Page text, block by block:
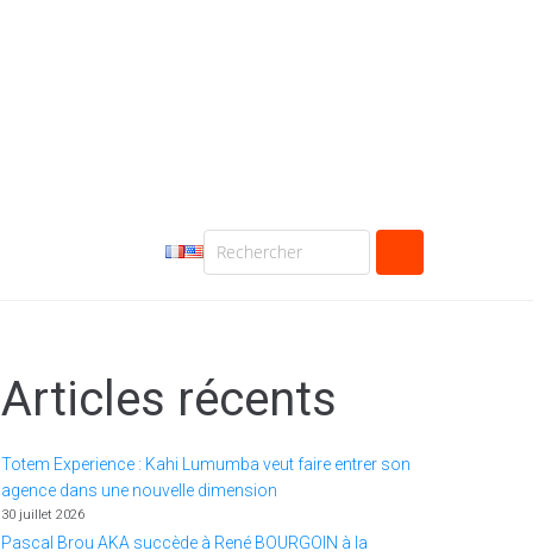
Articles récents
Totem Experience : Kahi Lumumba veut faire entrer son
agence dans une nouvelle dimension
30 juillet 2026
Pascal Brou AKA succède à René BOURGOIN à la